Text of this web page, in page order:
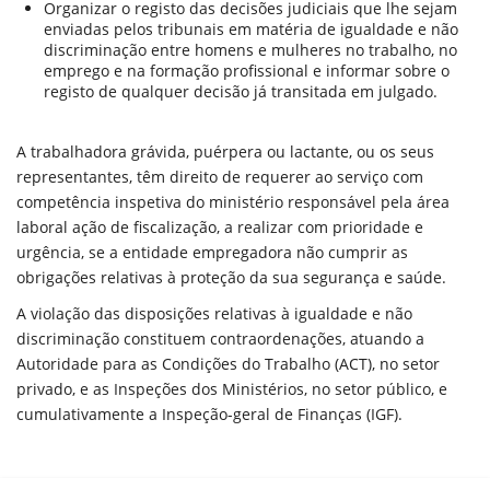
Organizar o registo das decisões judiciais que lhe sejam
enviadas pelos tribunais em matéria de igualdade e não
discriminação entre homens e mulheres no trabalho, no
emprego e na formação profissional e informar sobre o
registo de qualquer decisão já transitada em julgado.
A trabalhadora grávida, puérpera ou lactante, ou os seus
representantes, têm direito de requerer ao serviço com
competência inspetiva do ministério responsável pela área
laboral ação de fiscalização, a realizar com prioridade e
urgência, se a entidade empregadora não cumprir as
obrigações relativas à proteção da sua segurança e saúde.
A violação das disposições relativas à igualdade e não
discriminação constituem contraordenações, atuando a
Autoridade para as Condições do Trabalho (ACT), no setor
privado, e as Inspeções dos Ministérios, no setor público, e
cumulativamente a Inspeção-geral de Finanças (IGF).